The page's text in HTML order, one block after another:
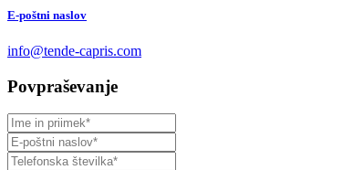
E-poštni naslov
info@tende-capris.com
Povpraševanje